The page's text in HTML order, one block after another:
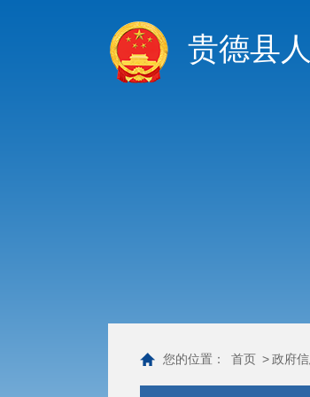
贵德县
您的位置： 首页 >政府